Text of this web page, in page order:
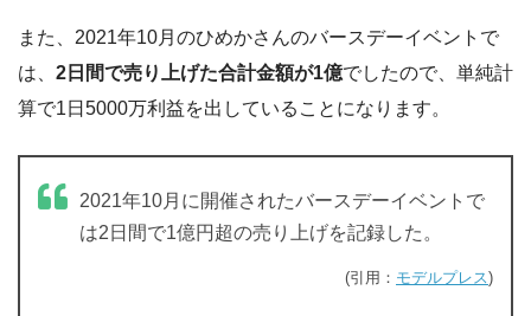
また、2021年10月のひめかさんのバースデーイベントで
は、 2日間で売り上げた合計金額が1億でしたので、単純計
算で1日5000万利益を出していることになります。
2021年10月に開催されたバースデーイベントで
は2日間で1億円超の売り上げを記録した。
(引用： モデルプレス)